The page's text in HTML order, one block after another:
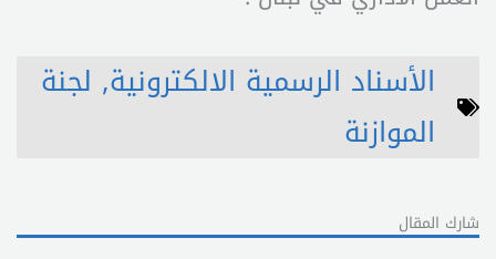
الأسناد الرسمية الالكترونية, لجنة
الموازنة
شارك المقال